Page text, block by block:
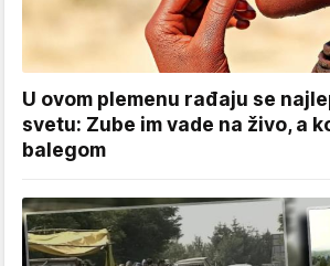
U ovom plemenu rađaju se
svetu: Zube im vade na živo, a
balegom